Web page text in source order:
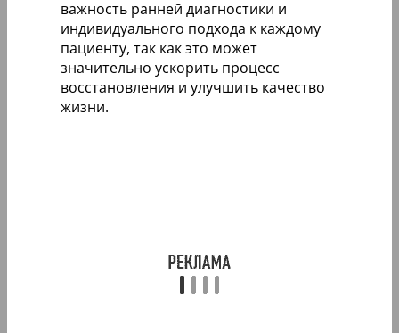
важность ранней диагностики и
индивидуального подхода к каждому
пациенту, так как это может
значительно ускорить процесс
восстановления и улучшить качество
жизни.